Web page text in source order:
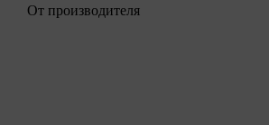
От производителя